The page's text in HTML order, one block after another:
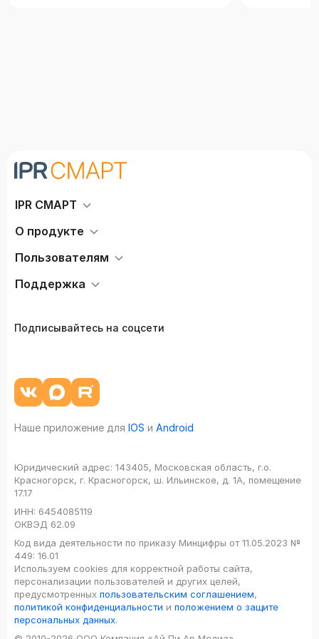
IPR СМАРТ
О продукте
Пользователям
Поддержка
Подписывайтесь на соцсети
Наше приложение для IOS и Android
Юридический адрес: 143405, Московская область, г.о.
Красногорск, г. Красногорск, ш. Ильинское, д. 1А, помещение
17.17
ИНН: 6454085119
ОКВЭД 62.09
Код вида деятельности по приказу Минцифры от 11.05.2023 №
449: 16.01
Используем cookies для корректной работы сайта,
персонализации пользователей и других целей,
предусмотренных пользовательским соглашением,
политикой конфиденциальности и положением о защите
персональных данных.